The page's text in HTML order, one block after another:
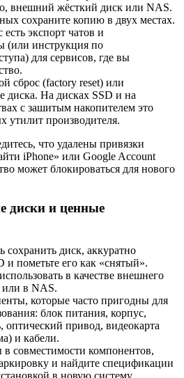
внешний жёсткий диск или NAS.
сохраните копию в двух местах.
есть экспорт чатов и
(или инструкция по
для сервисов, где вы
сброс (factory reset) или
диска. На дисках SSD и на
с зашитым накопителем это
утилит производителя.
что удалены привязки
iPhone» или Google Account
может блокироваться для нового
диски и ценные
сохранить диск, аккуратно
и пометьте его как «снятый».
в качестве внешнего
в NAS.
которые часто пригодны для
блок питания, корпус,
оптический привод, видеокарта
и кабели.
совместимости компонентов,
и найдите спецификации